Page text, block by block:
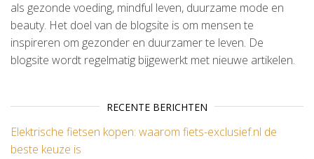
als gezonde voeding, mindful leven, duurzame mode en
beauty. Het doel van de blogsite is om mensen te
inspireren om gezonder en duurzamer te leven. De
blogsite wordt regelmatig bijgewerkt met nieuwe artikelen.
RECENTE BERICHTEN
Elektrische fietsen kopen: waarom fiets-exclusief.nl de
beste keuze is